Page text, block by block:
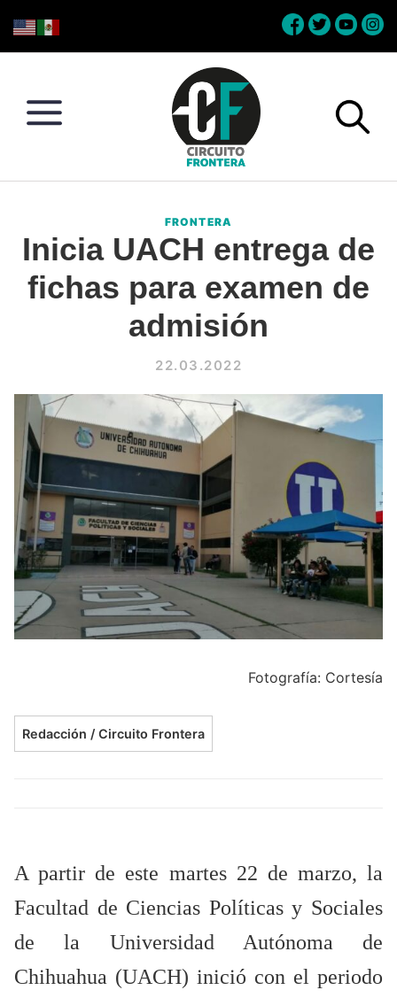
to
to
to
to
Conéctate
la
frontera
FRONTERA
Inicia UACH entrega de
fichas para examen de
admisión
22.03.2022
Fotografía: Cortesía
Redacción / Circuito Frontera
A partir de este martes 22 de marzo, la
Facultad de Ciencias Políticas y Sociales
de la Universidad Autónoma de
Chihuahua (UACH) inició con el periodo